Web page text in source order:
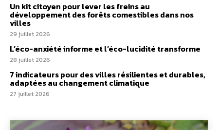
Un kit citoyen pour lever les freins au
développement des forêts comestibles dans nos
villes
29 juillet 2026
L’éco-anxiété informe et l’éco-lucidité transforme
28 juillet 2026
7 indicateurs pour des villes résilientes et durables,
adaptées au changement climatique
27 juillet 2026